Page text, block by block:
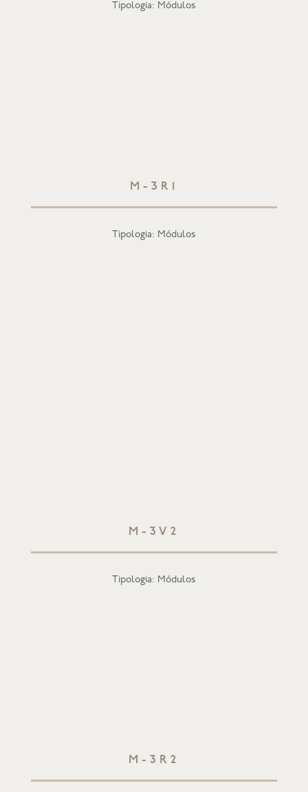
Tipologia: Módulos
M-3R1
Tipologia: Módulos
M-3V2
Tipologia: Módulos
M-3R2